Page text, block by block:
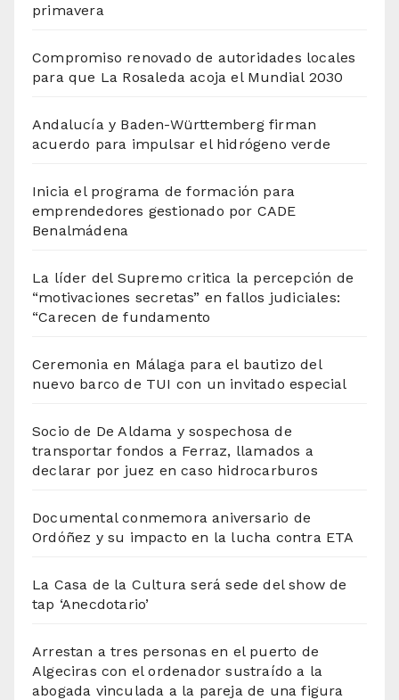
primavera
Compromiso renovado de autoridades locales
para que La Rosaleda acoja el Mundial 2030
Andalucía y Baden-Württemberg firman
acuerdo para impulsar el hidrógeno verde
Inicia el programa de formación para
emprendedores gestionado por CADE
Benalmádena
La líder del Supremo critica la percepción de
“motivaciones secretas” en fallos judiciales:
“Carecen de fundamento
Ceremonia en Málaga para el bautizo del
nuevo barco de TUI con un invitado especial
Socio de De Aldama y sospechosa de
transportar fondos a Ferraz, llamados a
declarar por juez en caso hidrocarburos
Documental conmemora aniversario de
Ordóñez y su impacto en la lucha contra ETA
La Casa de la Cultura será sede del show de
tap ‘Anecdotario’
Arrestan a tres personas en el puerto de
Algeciras con el ordenador sustraído a la
abogada vinculada a la pareja de una figura